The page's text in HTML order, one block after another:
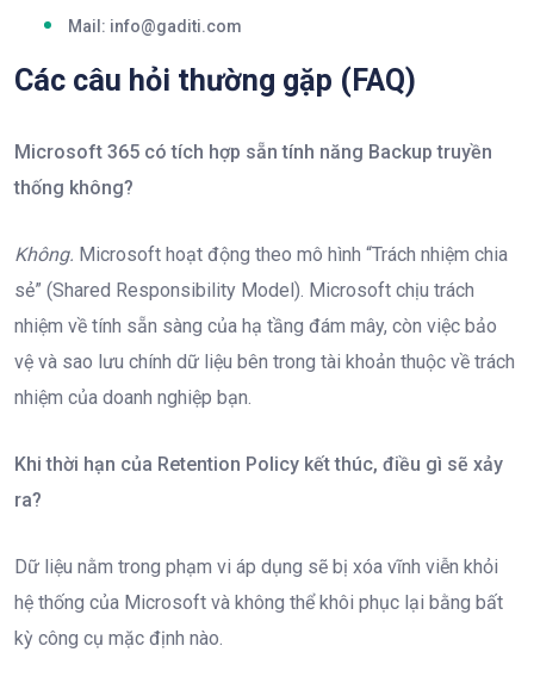
Mail: info@gaditi.com
Các câu hỏi thường gặp (FAQ)
Microsoft 365 có tích hợp sẵn tính năng Backup truyền
thống không?
Không. Microsoft hoạt động theo mô hình “Trách nhiệm chia
sẻ” (Shared Responsibility Model). Microsoft chịu trách
nhiệm về tính sẵn sàng của hạ tầng đám mây, còn việc bảo
vệ và sao lưu chính dữ liệu bên trong tài khoản thuộc về trách
nhiệm của doanh nghiệp bạn.
Khi thời hạn của Retention Policy kết thúc, điều gì sẽ xảy
ra?
Dữ liệu nằm trong phạm vi áp dụng sẽ bị xóa vĩnh viễn khỏi
hệ thống của Microsoft và không thể khôi phục lại bằng bất
kỳ công cụ mặc định nào.